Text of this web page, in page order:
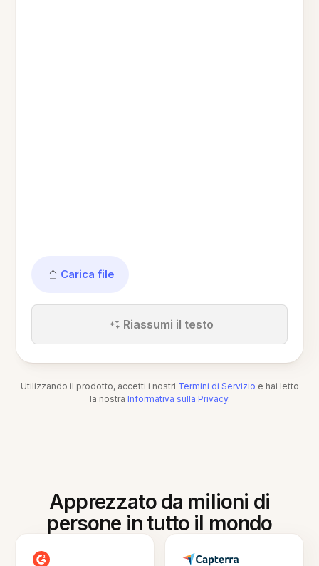
Carica file
Riassumi il testo
Utilizzando il prodotto, accetti i nostri Termini di Servizio e hai letto
la nostra Informativa sulla Privacy.
Apprezzato da milioni di
persone in tutto il mondo